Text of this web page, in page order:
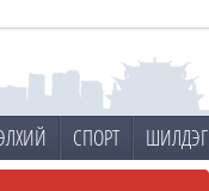
СПОРТ ШИЛДЭГ